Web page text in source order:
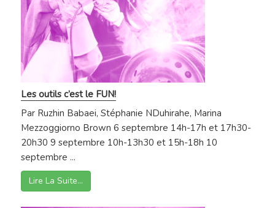
Les outils c’est le FUN!
Par Ruzhin Babaei, Stéphanie NDuhirahe, Marina
Mezzoggiorno Brown 6 septembre 14h-17h et 17h30-
20h30 9 septembre 10h-13h30 et 15h-18h 10
septembre ...
Lire La Suite…